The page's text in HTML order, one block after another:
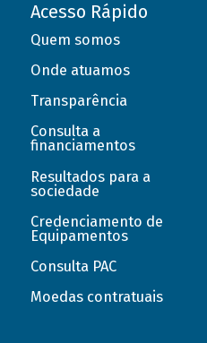
Acesso Rápido
Quem somos
Onde atuamos
Transparência
Consulta a
financiamentos
Resultados para a
sociedade
Credenciamento de
Equipamentos
Consulta PAC
Moedas contratuais